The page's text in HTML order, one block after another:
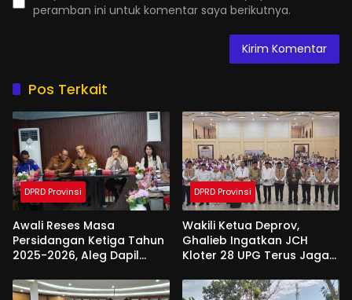
peramban ini untuk komentar saya berikutnya.
Pos Terkait
DPRD Provinsi
Awali Reses Masa
Persidangan Ketiga Tahun
2025-2026, Aleg Dapil
Apresiasi Dari Pemda
DPRD Provinsi
Wakili Ketua Deprov,
Ghalieb Ingatkan JCH
Kloter 28 UPG Terus Jaga
Tanah Suci